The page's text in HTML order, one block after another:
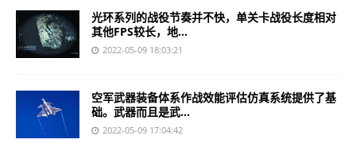
光环系列的战役节奏并不快，单关卡战役长度相对
其他FPS较长，地...
2022-05-09 18:03:21
空军武器装备体系作战效能评估仿真系统提供了基
础。武器而且是武...
2022-05-09 17:04:42